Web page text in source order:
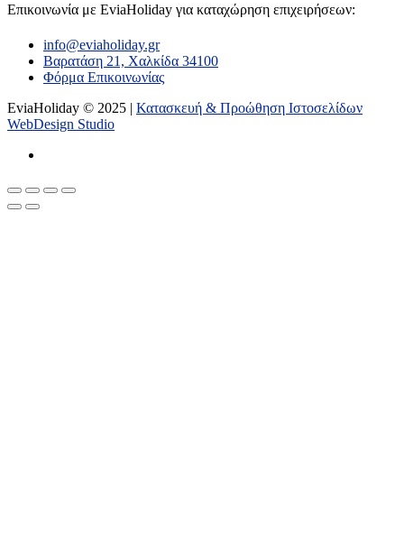
Επικοινωνία με ΕviaHoliday για καταχώρηση επιχειρήσεων:
info@eviaholiday.gr
Βαρατάση 21, Χαλκίδα 34100
Φόρμα Επικοινωνίας
EviaHoliday © 2025 | Κατασκευή & Προώθηση Ιστοσελίδων
WebDesign Studio